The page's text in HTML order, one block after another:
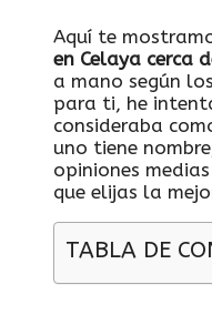
Aquí te
en Celaya cerca
a mano según
para ti, he
consideraba
uno tiene
opiniones
que elijas la
TABLA DE